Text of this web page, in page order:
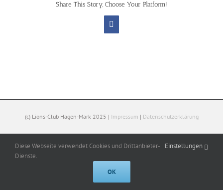
Share This Story, Choose Your Platform!
Facebook
(c) Lions-Club Hagen-Mark 2025 | Impressum | Datenschutzerklärung
Diese Webseite verwendet Cookies und Drittanbieter-
Dienste.
Einstellungen
OK
Cookies help us deliver our services. By using our services, you agree to
our use of cookies.
Got it